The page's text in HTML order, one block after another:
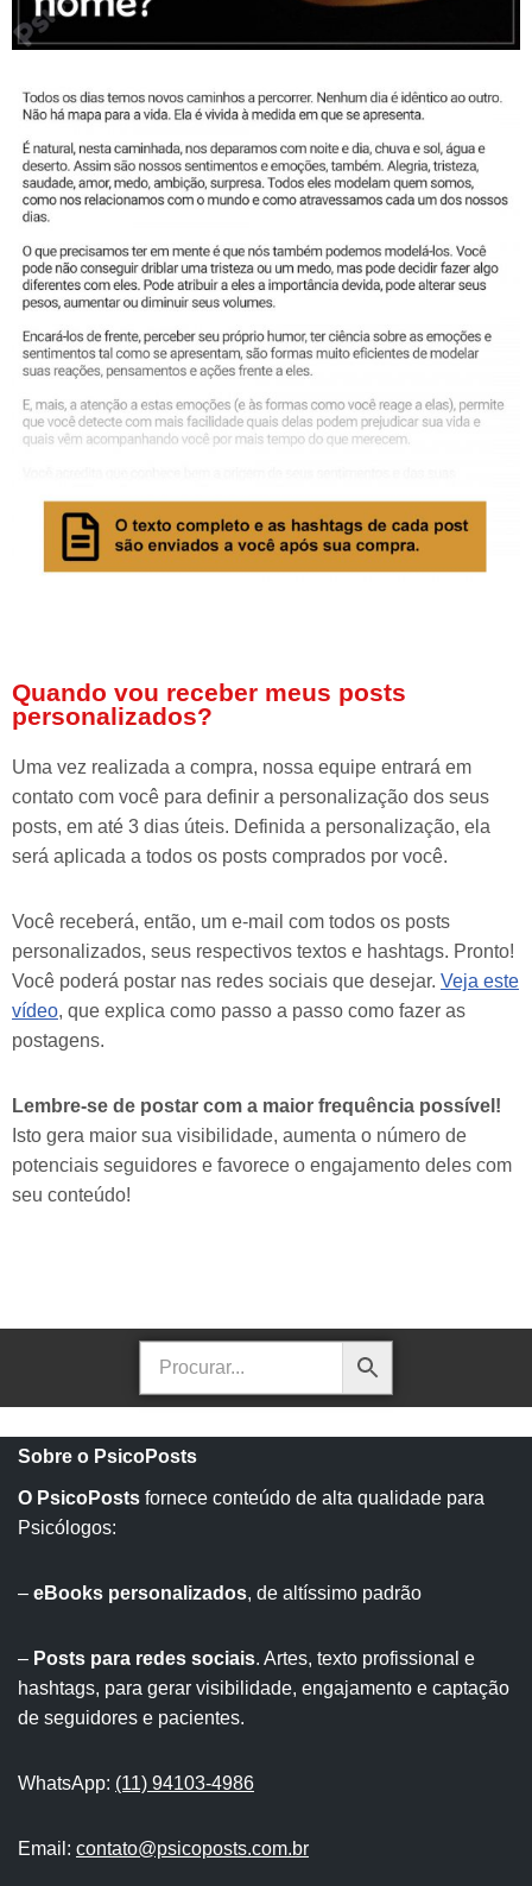
Quando vou receber meus posts
personalizados?
Uma vez realizada a compra, nossa equipe entrará em
contato com você para definir a personalização dos seus
posts, em até 3 dias úteis. Definida a personalização, ela
será aplicada a todos os posts comprados por você.
Você receberá, então, um e-mail com todos os posts
personalizados, seus respectivos textos e hashtags. Pronto!
Você poderá postar nas redes sociais que desejar. Veja este
vídeo, que explica como passo a passo como fazer as
postagens.
Lembre-se de postar com a maior frequência possível!
Isto gera maior sua visibilidade, aumenta o número de
potenciais seguidores e favorece o engajamento deles com
seu conteúdo!
Sobre o PsicoPosts
O PsicoPosts fornece conteúdo de alta qualidade para
Psicólogos:
– eBooks personalizados, de altíssimo padrão
– Posts para redes sociais. Artes, texto profissional e
hashtags, para gerar visibilidade, engajamento e captação
de seguidores e pacientes.
WhatsApp: (11) 94103-4986
Email: contato@psicoposts.com.br